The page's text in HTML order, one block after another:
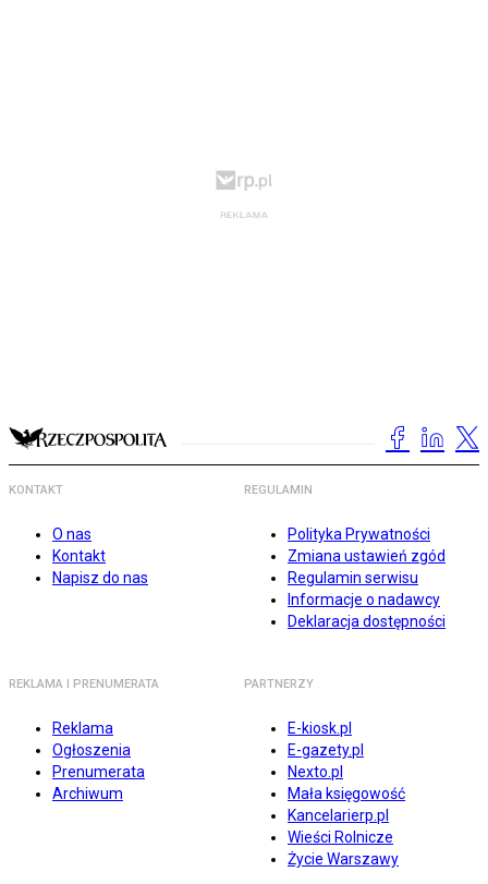
KONTAKT
O nas
Kontakt
Napisz do nas
REGULAMIN
Polityka Prywatności
Zmiana ustawień zgód
Regulamin serwisu
Informacje o nadawcy
Deklaracja dostępności
REKLAMA I PRENUMERATA
Reklama
Ogłoszenia
Prenumerata
Archiwum
PARTNERZY
E-kiosk.pl
E-gazety.pl
Nexto.pl
Mała księgowość
Kancelarierp.pl
Wieści Rolnicze
Życie Warszawy